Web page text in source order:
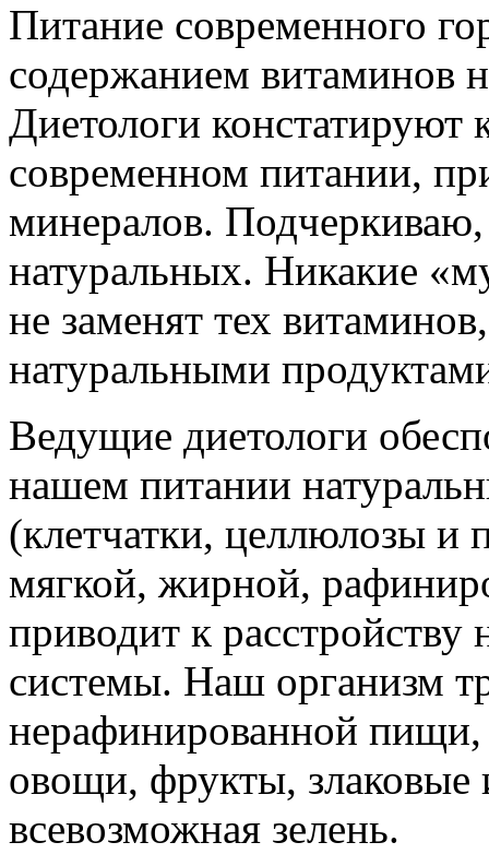
Питание современного
содержанием витаминов
Диетологи констатируют
современном питании,
минералов.
натуральных. Никакие
не заменят тех
натуральными
Ведущие диетологи
нашем питании
(клетчатки, целлюлозы и
мягкой, жирной,
приводит к
системы. Наш организм
нерафинированной пищи,
овощи, фрукты, злаковые
всевозможная зелень.